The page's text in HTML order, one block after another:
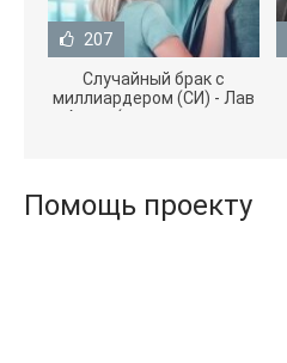
207
Случайный брак с
миллиардером (СИ) - Лав
Агата (полная версия
Помощь проекту